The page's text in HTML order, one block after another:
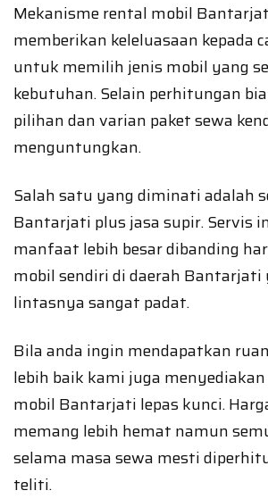
Mekanisme rental mobil
memberikan keleluasaan kepada
untuk memilih jenis mobil yang
kebutuhan. Selain perhitungan
pilihan dan varian paket sewa
menguntungkan.
Salah satu yang diminati adalah
Bantarjati plus jasa supir. Servis
manfaat lebih besar dibanding
mobil sendiri di daerah Bantarjati
lintasnya sangat padat.
Bila anda ingin mendapatkan
lebih baik kami juga
mobil Bantarjati lepas kunci.
memang lebih hemat namun
selama masa sewa mesti
teliti.